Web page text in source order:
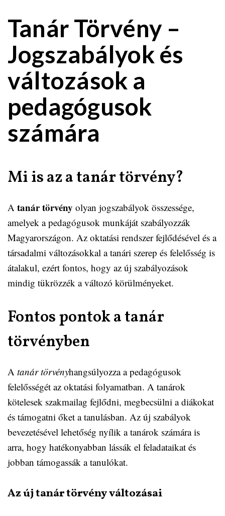
Tanár Törvény –
Jogszabályok és
változások a
pedagógusok
számára
Mi is az a tanár törvény?
A tanár törvény olyan jogszabályok összessége,
amelyek a pedagógusok munkáját szabályozzák
Magyarországon. Az oktatási rendszer fejlődésével és a
társadalmi változásokkal a tanári szerep és felelősség is
átalakul, ezért fontos, hogy az új szabályozások
mindig tükrözzék a változó körülményeket.
Fontos pontok a tanár
törvényben
A tanár törvényhangsúlyozza a pedagógusok
felelősségét az oktatási folyamatban. A tanárok
kötelesek szakmailag fejlődni, megbecsülni a diákokat
és támogatni őket a tanulásban. Az új szabályok
bevezetésével lehetőség nyílik a tanárok számára is
arra, hogy hatékonyabban lássák el feladataikat és
jobban támogassák a tanulókat.
Az új tanár törvény változásai